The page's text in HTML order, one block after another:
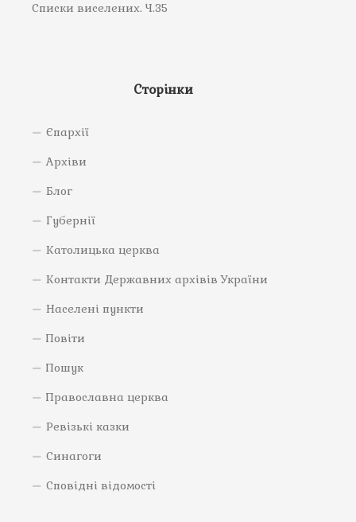
Списки виселених. Ч.35
Сторінки
Єпархії
Архіви
Блог
Губернії
Католицька церква
Контакти Державних архівів України
Населені пункти
Повіти
Пошук
Православна церква
Ревізькі казки
Синагоги
Сповідні відомості